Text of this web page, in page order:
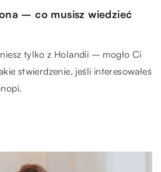
– co musisz wiedzieć
tylko z Holandii – mogło Ci
stwierdzenie, jeśli interesowałeś